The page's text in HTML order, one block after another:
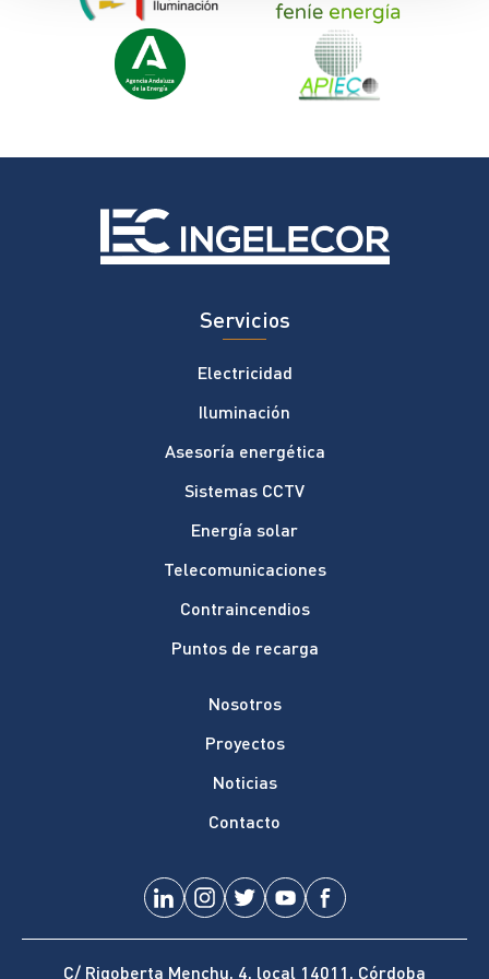
Servicios
Electricidad
Iluminación
Asesoría energética
Sistemas CCTV
Energía solar
Telecomunicaciones
Contraincendios
Puntos de recarga
Nosotros
Proyectos
Noticias
Contacto
C/ Rigoberta Menchu, 4, local 14011, Córdoba